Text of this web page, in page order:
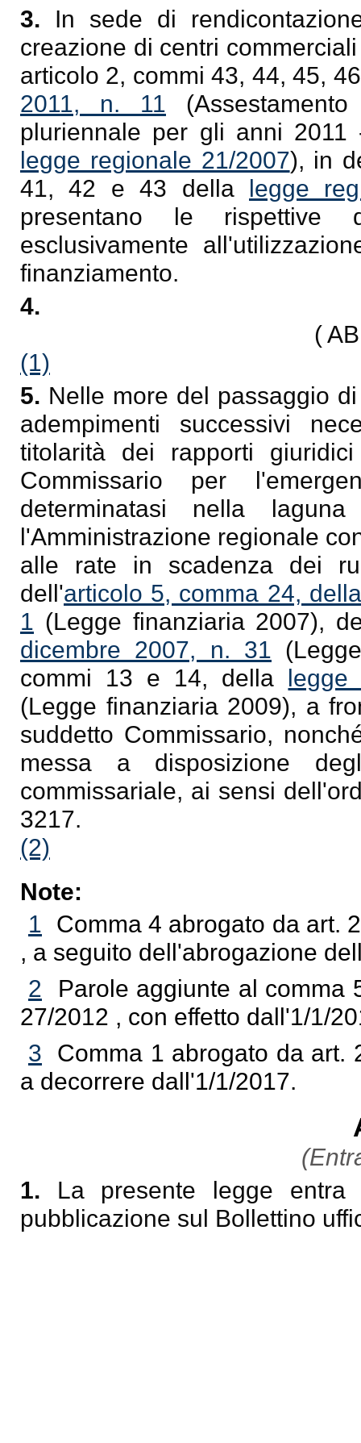
3. In sede di
creazione di centri
articolo 2, commi 43, 44, 45,
2011, n. 11
pluriennale per gli anni
legge regionale 21/2007), in
41, 42 e 43 della legge
presentano le rispettive
esclusivamente
finanziamento.
4.
(
(1)
5. Nelle more del passaggio
adempimenti successivi
titolarità dei rapporti
Commissario per
determinatasi nella
l'Amministrazione regionale
alle rate in scadenza dei
dell'articolo 5, comma 24,
1 (Legge finanziaria 2007),
dicembre 2007, n. 31
commi 13 e 14, della
(Legge finanziaria 2009), a
suddetto Commissario,
messa a disposizione
commissariale, ai sensi
3217.
(2)
Note:
1 Comma 4 abrogato da art.
, a seguito dell'abrogazione
2
Parole aggiunte al comma
27/2012 , con effetto dall'1/1/
3
Comma 1 abrogato da art.
a decorrere dall'1/1/2017.
1. La presente legge
pubblicazione sul Bollettino